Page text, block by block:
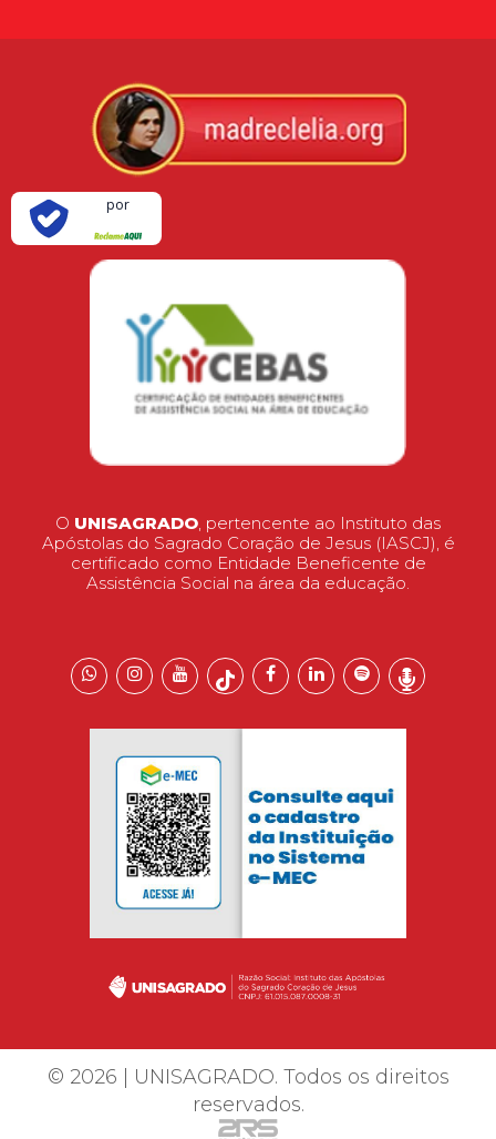
por
O UNISAGRADO, pertencente ao Instituto das
Apóstolas do Sagrado Coração de Jesus (IASCJ), é
certificado como Entidade Beneficente de
Assistência Social na área da educação.
© 2026 | UNISAGRADO. Todos os direitos
reservados.